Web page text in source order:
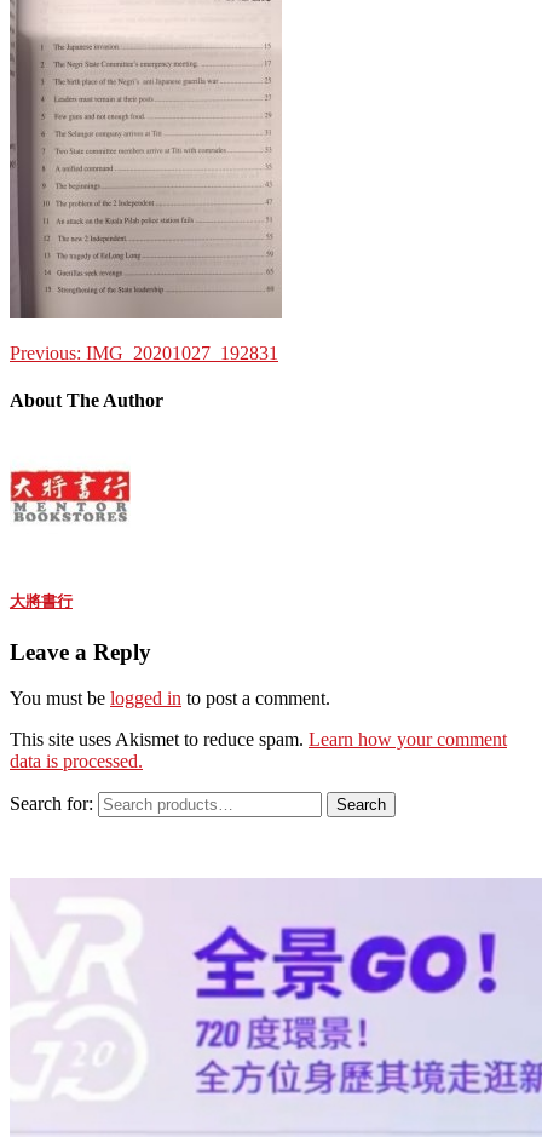
Previous: IMG_20201027_192831
About The Author
大將書行
Leave a Reply
You must be logged in to post a comment.
This site uses Akismet to reduce spam. Learn how your comment
data is processed.
Search for: Search